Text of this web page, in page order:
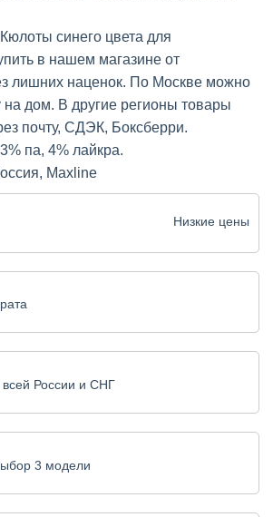
синего цвета для
в нашем магазине от
лишних наценок. По Москве можно
на дом. В другие регионы товары
почту, СДЭК, Боксберри.
па, 4% лайкра.
Maxline
Низкие цены
России и СНГ
3 модели